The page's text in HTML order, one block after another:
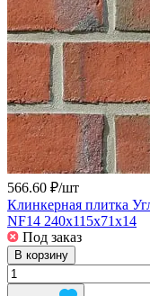
566.60 ₽/шт
Клинкерная плитка
NF14 240x115x71x14
Под заказ
В корзину